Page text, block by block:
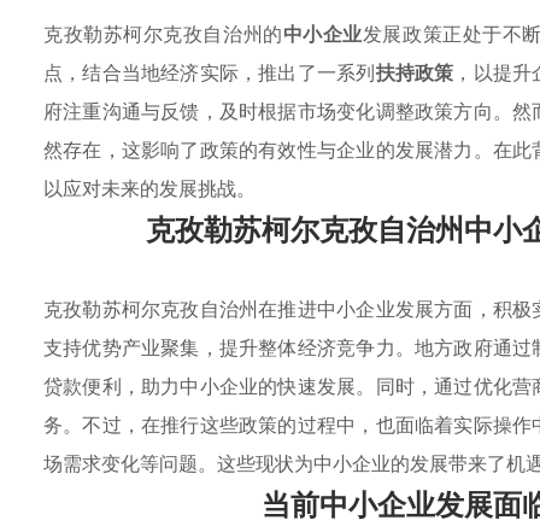
克孜勒苏柯尔克孜自治州的中小企业发展政策正处于不
点，结合当地经济实际，推出了一系列扶持政策 ，以提
府注重沟通与反馈，及时根据市场变化调整政策方向。
然存在，这影响了政策的有效性与企业的发展潜力。在
以应对未来的发展挑战。
克孜勒苏柯尔克孜自治州中小
克孜勒苏柯尔克孜自治州在推进中小企业发展方面，积极
支持优势产业聚集，提升整体经济竞争力。地方政府通
贷款便利，助力中小企业的快速发展。同时，通过优化
务。不过，在推行这些政策的过程中，也面临着实际操
场需求变化等问题。这些现状为中小企业的发展带来了机
当前中小企业发展面